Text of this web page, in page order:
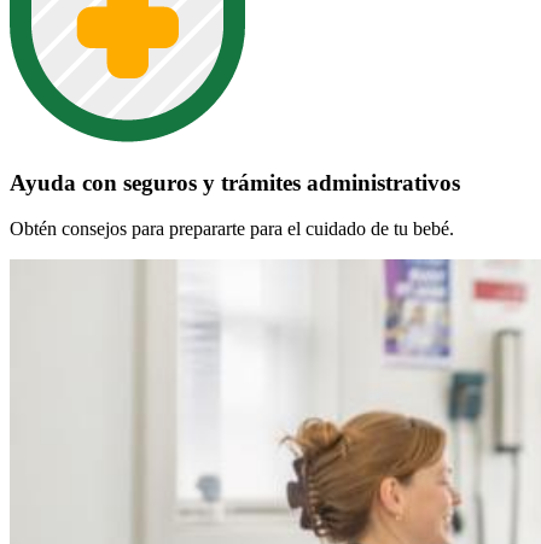
Ayuda con seguros y trámites administrativos
Obtén consejos para prepararte para el cuidado de tu bebé.